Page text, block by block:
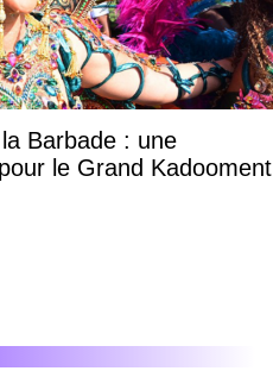
Barbade : une
le Grand Kadooment